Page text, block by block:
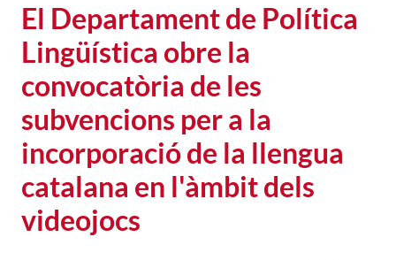
El Departament de Política
Lingüística obre la
convocatòria de les
subvencions per a la
incorporació de la llengua
catalana en l'àmbit dels
videojocs